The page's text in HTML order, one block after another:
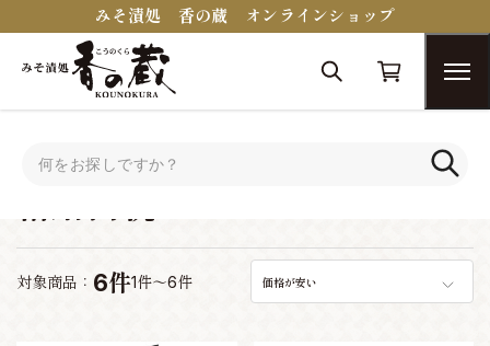
みそ漬処 香の蔵 オンラインショップ
対象商品： 6件1件～6件 価格が安い